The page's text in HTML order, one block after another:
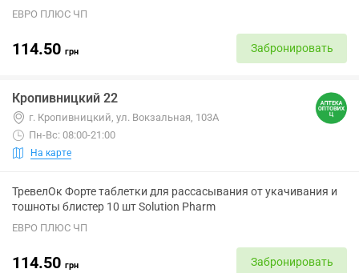
ЕВРО ПЛЮС ЧП
114.50 грн Забронировать
Кропивницкий 22
г. Кропивницкий, ул. Вокзальная, 103А
Пн-Вс: 08:00-21:00
На карте
ТревелОк Форте таблетки для рассасывания от укачивания и
тошноты блистер 10 шт Solution Pharm
ЕВРО ПЛЮС ЧП
114.50 грн Забронировать